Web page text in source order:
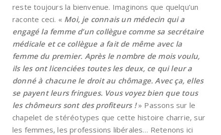
reste toujours la bienvenue. Imaginons que quelqu’un
raconte ceci. « Moi, je connais un médecin qui a
engagé la femme d’un collègue comme sa secrétaire
médicale et ce collègue a fait de même avec la
femme du premier. Après le nombre de mois voulu,
ils les ont licenciées toutes les deux, ce qui leur a
donné à chacune le droit au chômage. Avec ça, elles
se payent leurs fringues. Vous voyez bien que tous
les chômeurs sont des profiteurs !» Passons sur le
chapelet de stéréotypes que cette histoire charrie, sur
les femmes, les professions libérales… Retenons ici